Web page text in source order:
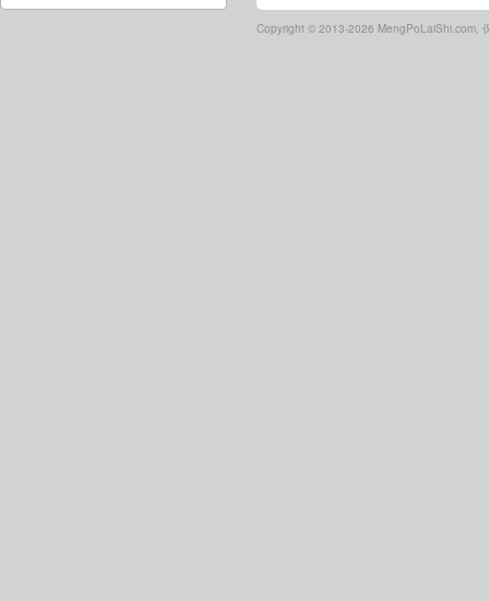
Copyright © 2013-2026 MengPoLaiShi.com,